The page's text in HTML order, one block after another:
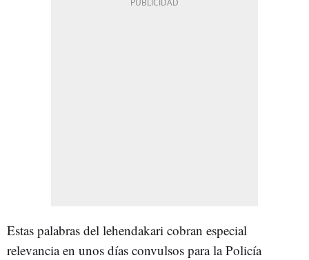
Estas palabras del lehendakari cobran especial
relevancia en unos días convulsos para la Policía